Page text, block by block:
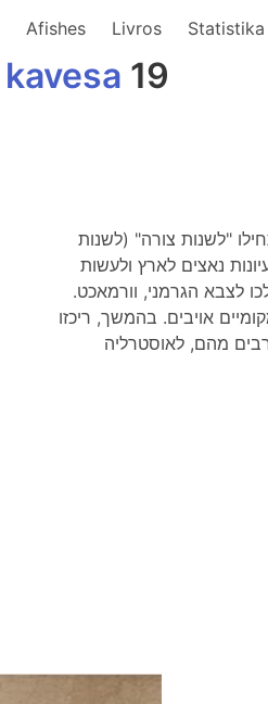
Afishes Livros Statistika
kavesa 19
"לשנות צורה" (לשנות
נאצים לארץ ולעשות
לצבא הגרמני, וורמאכט.
אויבים. בהמשך, ריכזו